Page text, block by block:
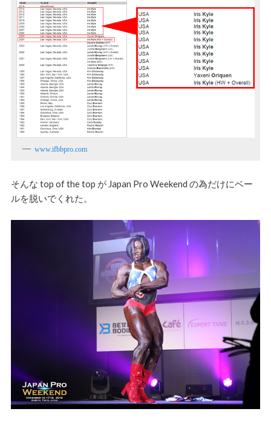
www.ifbbpro.com
そんな top of the top が Japan Pro Weekend の為だけにベー
ルを脱いでくれた。